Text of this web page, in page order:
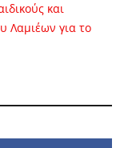
και
Λαμιέων για το